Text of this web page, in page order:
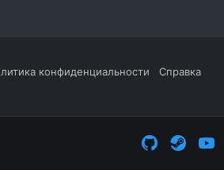
конфиденциальности Справка